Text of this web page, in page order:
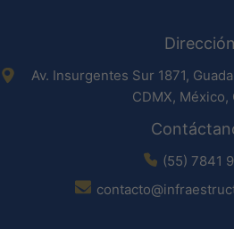
Dirección
Av. Insurgentes Sur 1871,
CDMX, México,
(55) 7841